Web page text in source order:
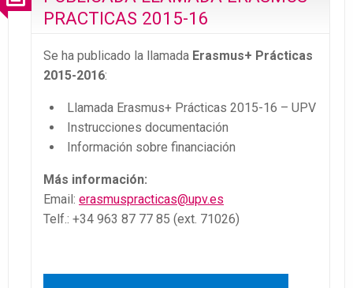
PRACTICAS 2015-16
Se ha publicado la llamada Erasmus+ Prácticas
2015-2016:
Llamada Erasmus+ Prácticas 2015-16 – UPV
Instrucciones documentación
Información sobre financiación
Más información:
Email: erasmuspracticas@upv.es
Telf.: +34 963 87 77 85 (ext. 71026)